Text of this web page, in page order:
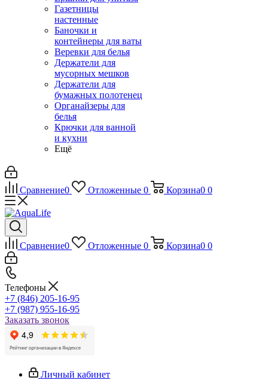
Газетницы
настенные
Баночки и
контейнеры для ваты
Веревки для белья
Держатели для
мусорных мешков
Держатели для
бумажных полотенец
Органайзеры для
белья
Крючки для ванной
и кухни
Ещё
Сравнение0 Отложенные 0 Корзина0 0
Сравнение0 Отложенные 0 Корзина0 0
Телефоны
+7 (846) 205-16-95
+7 (987) 955-16-95
Заказать звонок
Личный кабинет